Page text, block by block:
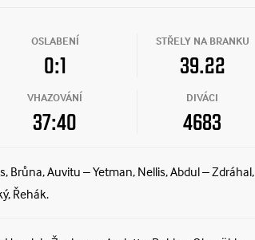
OSLABENÍ
0:1
STŘELY NA BRANKU
39.22
VHAZOVÁNÍ
37:40
DIVÁCI
4683
Brůna, Auvitu – Yetman, Nellis, Abdul – Zdráhal,
Řehák.